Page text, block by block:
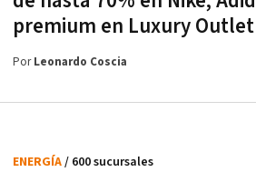
premium en Luxury Outlet
PorLeonardo Coscia
ENERGÍA/ 600 sucursales